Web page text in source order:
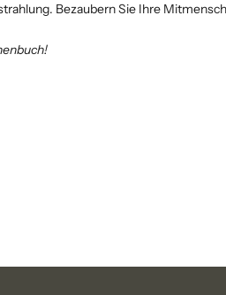
Bezaubern Sie Ihre